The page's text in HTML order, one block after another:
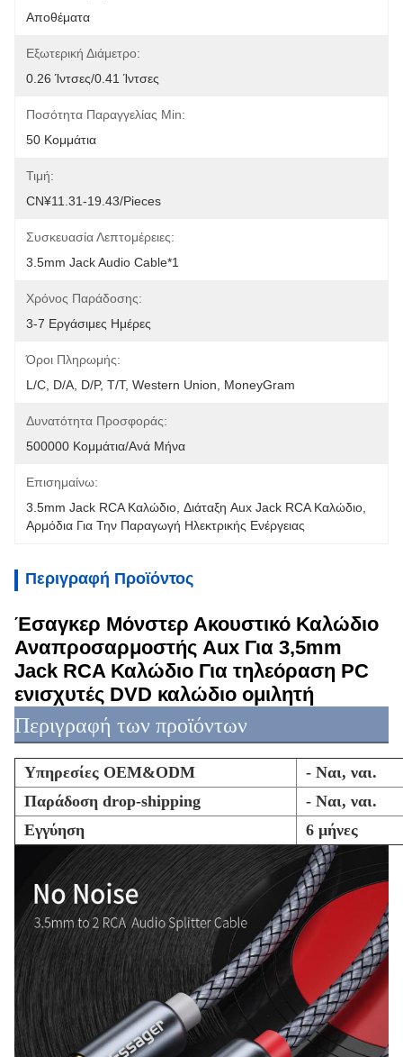
Αποθέματα
Εξωτερική Διάμετρο:
0.26 Ίντσες/0.41 Ίντσες
Ποσότητα Παραγγελίας Min:
50 Κομμάτια
Τιμή:
CN¥11.31-19.43/pieces
Συσκευασία Λεπτομέρειες:
3.5mm Jack Audio Cable*1
Χρόνος Παράδοσης:
3-7 Εργάσιμες Ημέρες
Όροι Πληρωμής:
L/C, D/A, D/P, T/T, Western Union, MoneyGram
Δυνατότητα Προσφοράς:
500000 Κομμάτια/ανά Μήνα
Επισημαίνω:
3.5mm Jack RCA Καλώδιο Διάταξη Aux Jack RCA Καλώδιο
Αρμόδια Για Την Παραγωγή Ηλεκτρικής Ενέργειας
Περιγραφή Προϊόντος
Έσαγκερ Μόνστερ Ακουστικό Καλώδιο
Αναπροσαρμοστής Aux Για 3,5mm
Jack RCA Καλώδιο Για τηλεόραση PC
ενισχυτές DVD καλώδιο ομιλητή
Περιγραφή των προϊόντων
Υπηρεσίες OEM&ODM
- Ναι, ναι.
Παράδοση drop-shipping
- Ναι, ναι.
Εγγύηση
6 μήνες